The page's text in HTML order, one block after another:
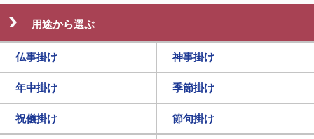
用途から選ぶ
仏事掛け 神事掛け
年中掛け 季節掛け
祝儀掛け 節句掛け